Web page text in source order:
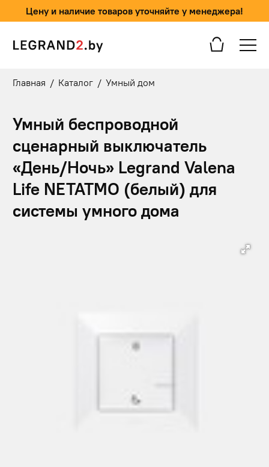
Цену и наличие товаров уточняйте у менеджера!
Главная / Каталог / Умный дом
Умный беспроводной
сценарный выключатель
«День/Ночь» Legrand Valena
Life NETATMO (белый) для
системы умного дома